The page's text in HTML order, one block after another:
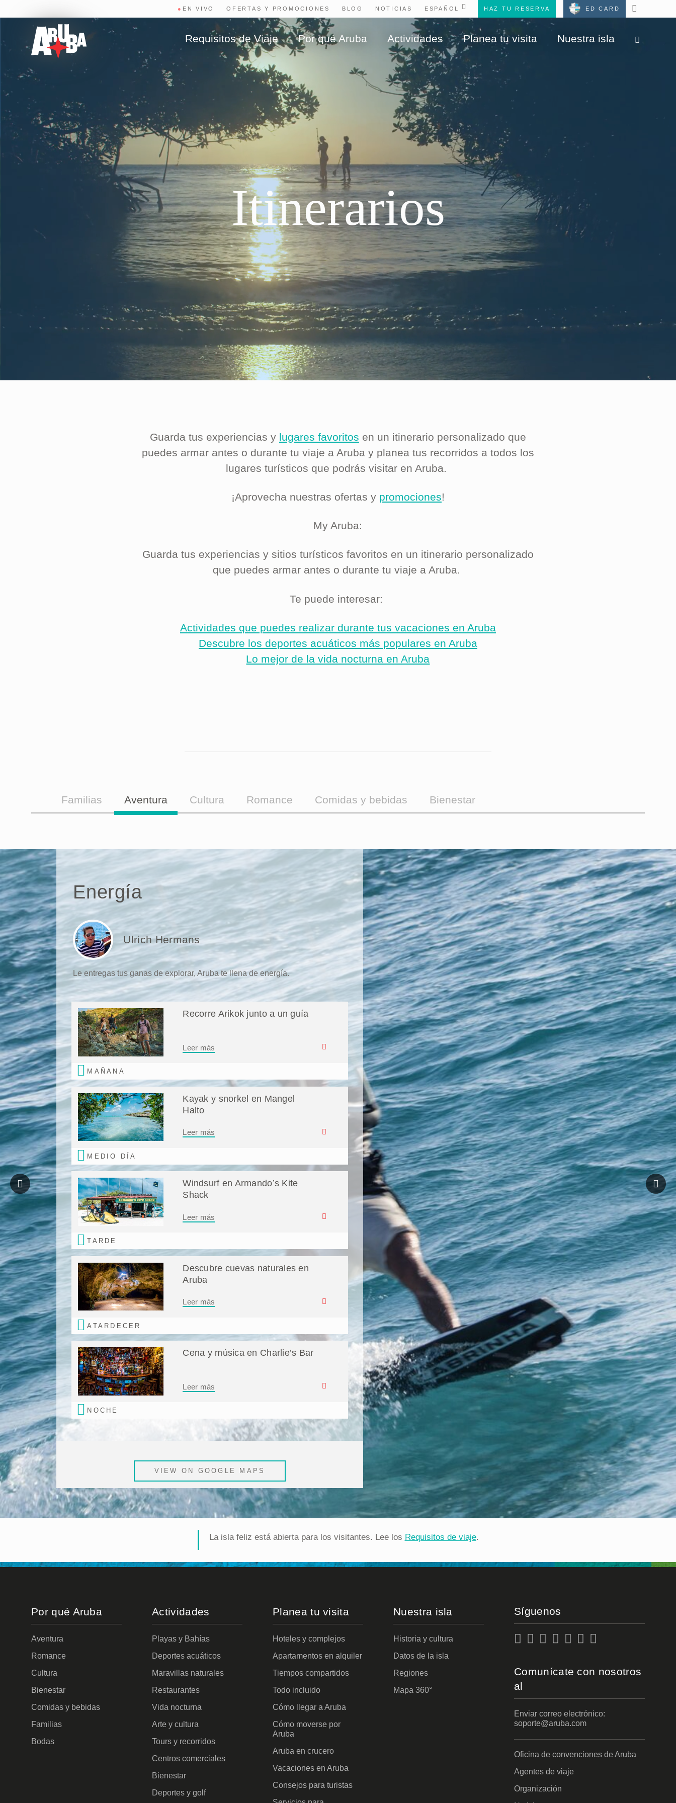
● EN VIVO OFERTAS Y PROMOCIONES BLOG NOTICIAS HAZ TU RESERVA ED CARD
Requisitos de Viaje Por qué Aruba Actividades Planea tu visita Nuestra isla
Itinerarios
Guarda tus experiencias y lugares favoritos en un itinerario personalizado que
puedes armar antes o durante tu viaje a Aruba y planea tus recorridos a todos los
lugares turísticos que podrás visitar en Aruba.
¡Aprovecha nuestras ofertas y promociones!
My Aruba:
Guarda tus experiencias y sitios turísticos favoritos en un itinerario personalizado
que puedes armar antes o durante tu viaje a Aruba.
Te puede interesar:
Actividades que puedes realizar durante tus vacaciones en Aruba
Descubre los deportes acuáticos más populares en Aruba
Lo mejor de la vida nocturna en Aruba
Familias Aventura Cultura Romance Comidas y bebidas Bienestar
Energía
Ulrich Hermans
Le entregas tus ganas de explorar, Aruba te llena de energía.
Recorre Arikok junto a un guía
Leer más
MAÑANA
Kayak y snorkel en Mangel
Halto
Leer más
MEDIO DÍA
Windsurf en Armando’s Kite
Shack
Leer más
TARDE
Descubre cuevas naturales en
Aruba
Leer más
ATARDECER
Cena y música en Charlie’s Bar
Leer más
NOCHE
VIEW ON GOOGLE MAPS
La isla feliz está abierta para los visitantes. Lee los Requisitos de viaje.
Por qué Aruba
Aventura
Romance
Cultura
Bienestar
Comidas y bebidas
Familias
Bodas
Actividades
Playas y Bahías
Deportes acuáticos
Maravillas naturales
Restaurantes
Vida nocturna
Arte y cultura
Tours y recorridos
Centros comerciales
Bienestar
Deportes y golf
Planea tu visita
Hoteles y complejos
Apartamentos en alquiler
Tiempos compartidos
Todo incluido
Cómo llegar a Aruba
Cómo moverse por
Aruba
Aruba en crucero
Vacaciones en Aruba
Consejos para turistas
Nuestra isla
Historia y cultura
Datos de la isla
Regiones
Mapa 360°
Síguenos
Comunícate con nosotros
al
Enviar correo electrónico:
soporte@aruba.com
Oficina de convenciones de Aruba
Agentes de viaje
Organización